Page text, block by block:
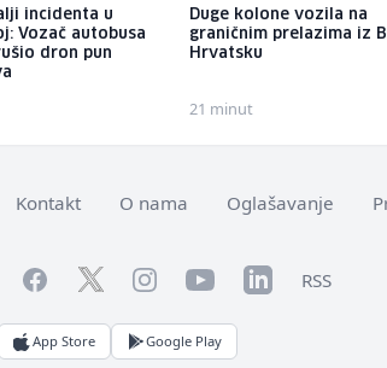
incidenta u
Vozač autobusa
dron pun
Duge kolone vozila na
graničnim prelazima iz
Hrvatsku
21 minut
Kontakt O nama Oglašavanje
FacebookTwitterInstagramYouTubeLinkedInRSS
App Store Google Play